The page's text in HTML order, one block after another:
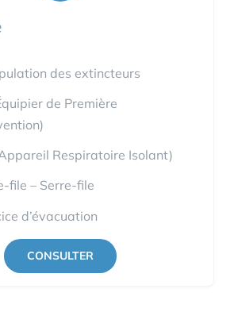
des extincteurs
de Première
Respiratoire Isolant)
file – Serre-file
d’évacuation
CONSULTER